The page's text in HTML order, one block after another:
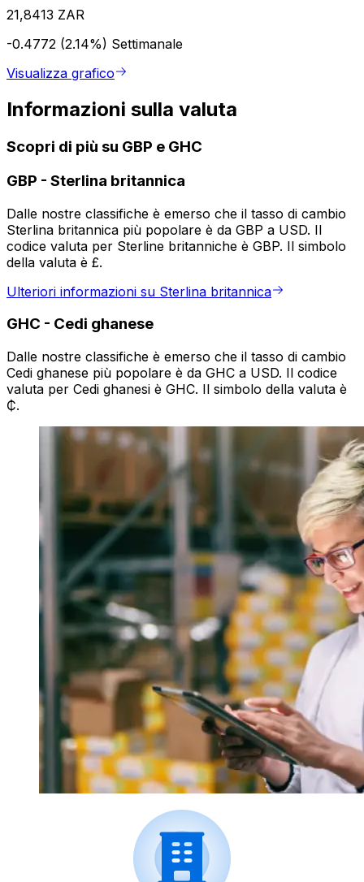
21,8413 ZAR
-0.4772 (2.14%) Settimanale
Visualizza grafico
Informazioni sulla valuta
Scopri di più su GBP e GHC
GBP - Sterlina britannica
Dalle nostre classifiche è emerso che il tasso di cambio
Sterlina britannica più popolare è da GBP a USD. Il
codice valuta per Sterline britanniche è GBP. Il simbolo
della valuta è £.
Ulteriori informazioni su Sterlina britannica
GHC - Cedi ghanese
Dalle nostre classifiche è emerso che il tasso di cambio
Cedi ghanese più popolare è da GHC a USD. Il codice
valuta per Cedi ghanesi è GHC. Il simbolo della valuta è
₵.